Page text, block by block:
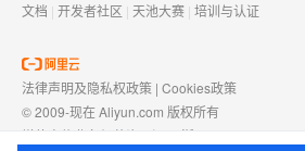
文档 | 开发者社区 | 天池大赛 | 培训与认证
法律声明及隐私权政策 | Cookies政策
© 2009-现在 Aliyun.com 版权所有
增值电信业务经营许可证： 浙B2-20080101